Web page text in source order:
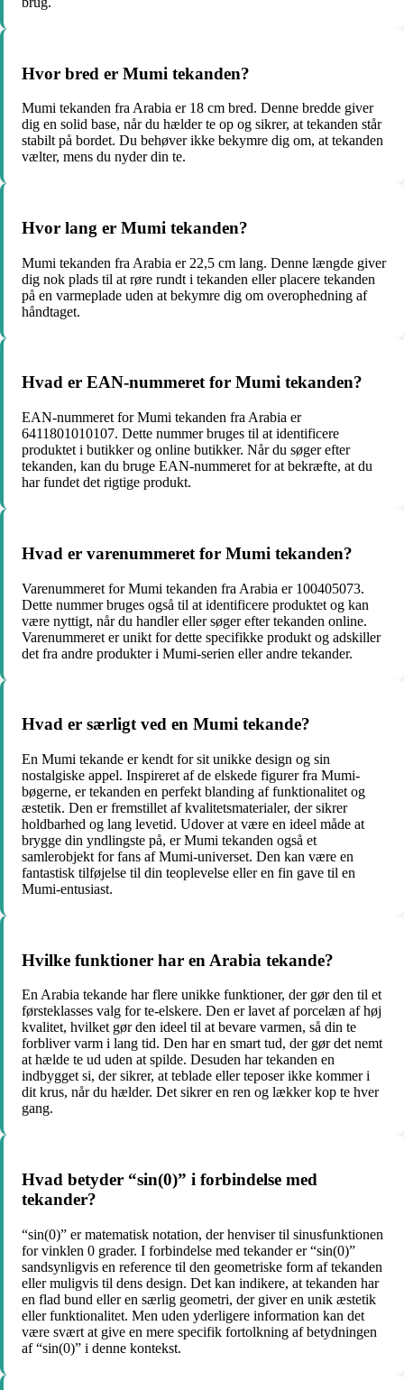
Hvor bred er Mumi tekanden?
Mumi tekanden fra Arabia er 18 cm bred. Denne bredde giver
dig en solid base, når du hælder te op og sikrer, at tekanden står
stabilt på bordet. Du behøver ikke bekymre dig om, at tekanden
vælter, mens du nyder din te.
Hvor lang er Mumi tekanden?
Mumi tekanden fra Arabia er 22,5 cm lang. Denne længde giver
dig nok plads til at røre rundt i tekanden eller placere tekanden
på en varmeplade uden at bekymre dig om overophedning af
håndtaget.
Hvad er EAN-nummeret for Mumi tekanden?
EAN-nummeret for Mumi tekanden fra Arabia er
6411801010107. Dette nummer bruges til at identificere
produktet i butikker og online butikker. Når du søger efter
tekanden, kan du bruge EAN-nummeret for at bekræfte, at du
har fundet det rigtige produkt.
Hvad er varenummeret for Mumi tekanden?
Varenummeret for Mumi tekanden fra Arabia er 100405073.
Dette nummer bruges også til at identificere produktet og kan
være nyttigt, når du handler eller søger efter tekanden online.
Varenummeret er unikt for dette specifikke produkt og adskiller
det fra andre produkter i Mumi-serien eller andre tekander.
Hvad er særligt ved en Mumi tekande?
En Mumi tekande er kendt for sit unikke design og sin
nostalgiske appel. Inspireret af de elskede figurer fra Mumi-
bøgerne, er tekanden en perfekt blanding af funktionalitet og
æstetik. Den er fremstillet af kvalitetsmaterialer, der sikrer
holdbarhed og lang levetid. Udover at være en ideel måde at
brygge din yndlingste på, er Mumi tekanden også et
samlerobjekt for fans af Mumi-universet. Den kan være en
fantastisk tilføjelse til din teoplevelse eller en fin gave til en
Mumi-entusiast.
Hvilke funktioner har en Arabia tekande?
En Arabia tekande har flere unikke funktioner, der gør den til et
førsteklasses valg for te-elskere. Den er lavet af porcelæn af høj
kvalitet, hvilket gør den ideel til at bevare varmen, så din te
forbliver varm i lang tid. Den har en smart tud, der gør det nemt
at hælde te ud uden at spilde. Desuden har tekanden en
indbygget si, der sikrer, at teblade eller teposer ikke kommer i
dit krus, når du hælder. Det sikrer en ren og lækker kop te hver
gang.
Hvad betyder “sin(0)” i forbindelse med
tekander?
“sin(0)” er matematisk notation, der henviser til sinusfunktionen
for vinklen 0 grader. I forbindelse med tekander er “sin(0)”
sandsynligvis en reference til den geometriske form af tekanden
eller muligvis til dens design. Det kan indikere, at tekanden har
en flad bund eller en særlig geometri, der giver en unik æstetik
eller funktionalitet. Men uden yderligere information kan det
være svært at give en mere specifik fortolkning af betydningen
af “sin(0)” i denne kontekst.